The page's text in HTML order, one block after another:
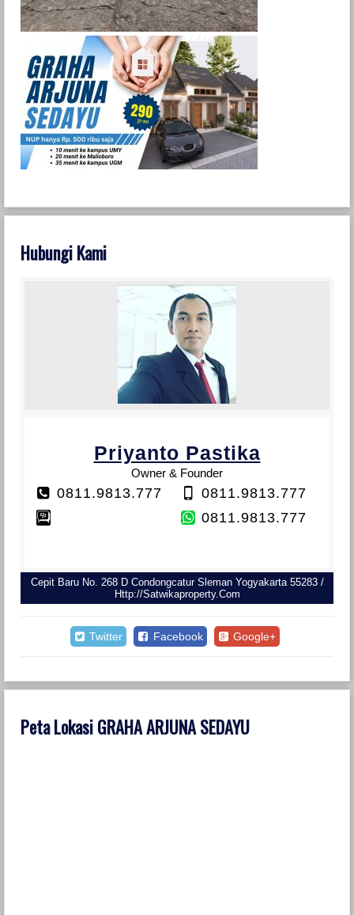
Hubungi Kami
Priyanto Pastika
Owner & Founder
0811.9813.777
0811.9813.777
0811.9813.777
Cepit Baru No. 268 D Condongcatur Sleman Yogyakarta 55283 /
Http://satwikaproperty.com
Twitter Facebook Google+
Peta Lokasi GRAHA ARJUNA SEDAYU